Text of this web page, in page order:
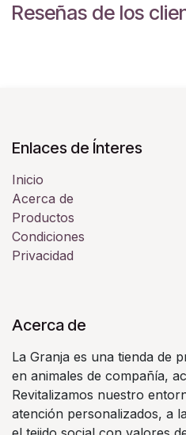
Reseñas de los
Enlaces de Ínteres
Inicio
Acerca de
Productos
Condiciones
Privacidad
Acerca de
La Granja es una tienda de
en animales de compañía,
Revitalizamos nuestro
atención personalizados, a